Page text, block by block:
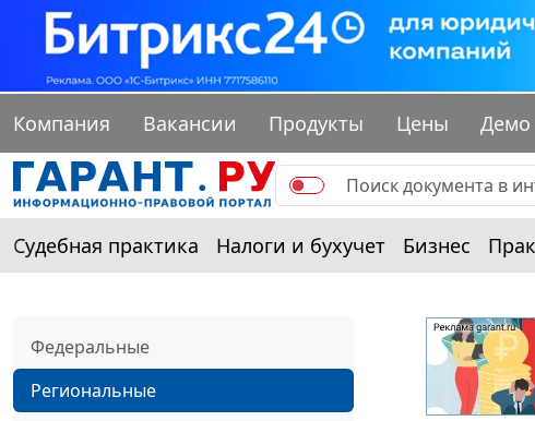
Компания Вакансии Продукты Цены Демо
Судебная практика Налоги и бухучет Бизнес
Федеральные
Региональные